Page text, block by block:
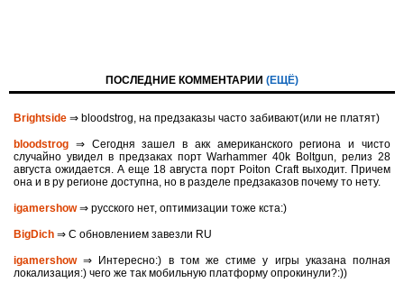
ПОСЛЕДНИЕ КОММЕНТАРИИ (ЕЩЁ)
Brightside ⇒ bloodstrog, на предзаказы часто забивают(или не платят)
bloodstrog ⇒ Сегодня зашел в акк американского региона и чисто
случайно увидел в предзаках порт Warhammer 40k Boltgun, релиз 28
августа ожидается. A eще 18 августа порт Poiton Сraft выходит. Причем
она и в ру регионе доступна, но в разделе предзаказов почему то нету.
igamershow⇒ русского нет, оптимизации тоже кста:)
BigDich ⇒ С обновлением завезли RU
igamershow⇒ Интересно:) в том же стиме у игры указана полная
локализация:) чего же так мобильную платформу опрокинули?:))